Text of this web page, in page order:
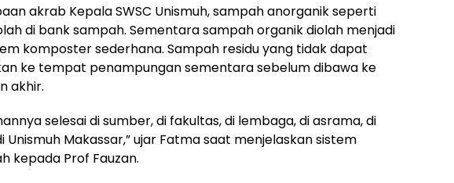
akrab Kepala SWSC Unismuh, sampah anorganik seperti
di bank sampah. Sementara sampah organik diolah menjadi
komposter sederhana. Sampah residu yang tidak dapat
ke tempat penampungan sementara sebelum dibawa ke
akhir.
selesai di sumber, di fakultas, di lembaga, di asrama, di
Makassar,” ujar Fatma saat menjelaskan sistem
kepada Prof Fauzan.